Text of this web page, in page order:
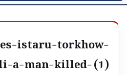
istaru-torkhow-
a-man-killed- (1)